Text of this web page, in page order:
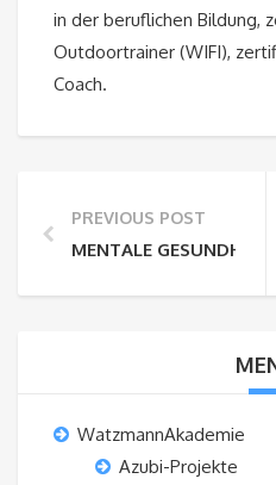
in der beruflichen Bildung,
Outdoortrainer (WIFI),
Coach.
PREVIOUS POST
MENTALE
WatzmannAkademie
Azubi-Projekte